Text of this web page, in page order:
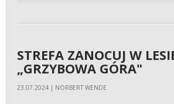
STREFA ZANOCUJ W
„GRZYBOWA GÓRA"
23.07.2024 | NORBERT WENDE